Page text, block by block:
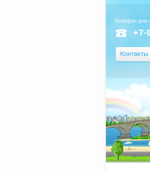
Телефон для
+7-